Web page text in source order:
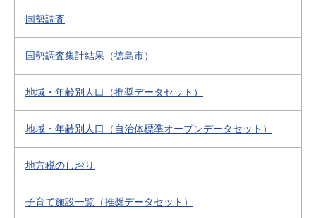
国勢調査
国勢調査集計結果（徳島市）
地域・年齢別人口（推奨データセット）
地域・年齢別人口（自治体標準オープンデータセット）
地方税のしおり
子育て施設一覧（推奨データセット）